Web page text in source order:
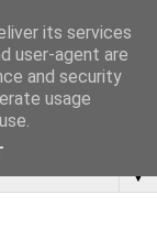
▼
its services
user-agent are
and security
usage